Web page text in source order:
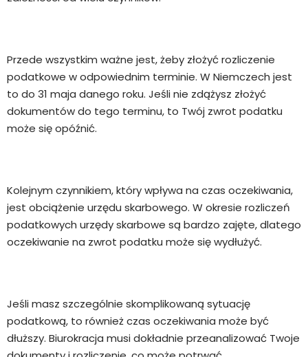
Przede wszystkim ważne jest, żeby złożyć rozliczenie
podatkowe w odpowiednim terminie. W Niemczech jest
to do 31 maja danego roku. Jeśli nie zdążysz złożyć
dokumentów do tego terminu, to Twój zwrot podatku
może się opóźnić.
Kolejnym czynnikiem, który wpływa na czas oczekiwania,
jest obciążenie urzędu skarbowego. W okresie rozliczeń
podatkowych urzędy skarbowe są bardzo zajęte, dlatego
oczekiwanie na zwrot podatku może się wydłużyć.
Jeśli masz szczególnie skomplikowaną sytuację
podatkową, to również czas oczekiwania może być
dłuższy. Biurokracja musi dokładnie przeanalizować Twoje